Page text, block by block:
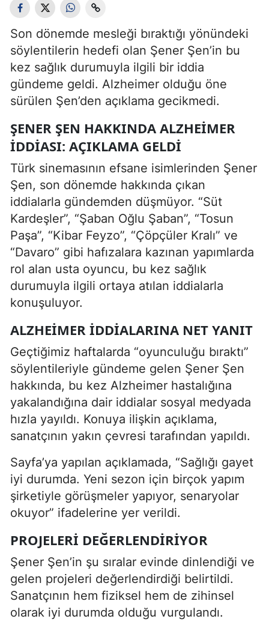
Son dönemde mesleği bıraktığı yönündeki
söylentilerin hedefi olan Şener Şen’in bu
kez sağlık durumuyla ilgili bir iddia
gündeme geldi. Alzheimer olduğu öne
sürülen Şen’den açıklama gecikmedi.
ŞENER ŞEN HAKKINDA ALZHEIMER
İDDIASI: AÇIKLAMA GELDI
Türk sinemasının efsane isimlerinden Şener
Şen, son dönemde hakkında çıkan
iddialarla gündemden düşmüyor. “Süt
Kardeşler”, “Şaban Oğlu Şaban”, “Tosun
Paşa”, “Kibar Feyzo”, “Çöpçüler Kralı” ve
“Davaro” gibi hafızalara kazınan yapımlarda
rol alan usta oyuncu, bu kez sağlık
durumuyla ilgili ortaya atılan iddialarla
konuşuluyor.
ALZHEIMER İDDIALARINA NET YANIT
Geçtiğimiz haftalarda “oyunculuğu bıraktı”
söylentileriyle gündeme gelen Şener Şen
hakkında, bu kez Alzheimer hastalığına
yakalandığına dair iddialar sosyal medyada
hızla yayıldı. Konuya ilişkin açıklama,
sanatçının yakın çevresi tarafından yapıldı.
Sayfa’ya yapılan açıklamada, “Sağlığı gayet
iyi durumda. Yeni sezon için birçok yapım
şirketiyle görüşmeler yapıyor, senaryolar
okuyor” ifadelerine yer verildi.
PROJELERI DEĞERLENDIRIYOR
Şener Şen’in şu sıralar evinde dinlendiği ve
gelen projeleri değerlendirdiği belirtildi.
Sanatçının hem fiziksel hem de zihinsel
olarak iyi durumda olduğu vurgulandı.